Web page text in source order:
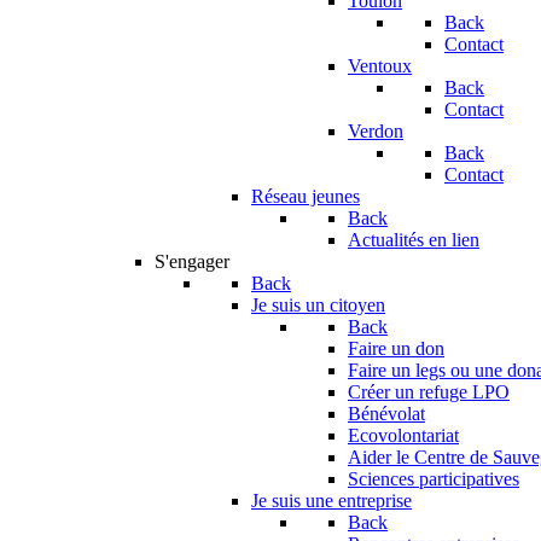
Back
Contact
Ventoux
Back
Contact
Verdon
Back
Contact
Réseau jeunes
Back
Actualités en lien
S'engager
Back
Je suis un citoyen
Back
Faire un don
Faire un legs ou une
Créer un refuge LPO
Bénévolat
Ecovolontariat
Aider le Centre de
Sciences participatives
Je suis une entreprise
Back